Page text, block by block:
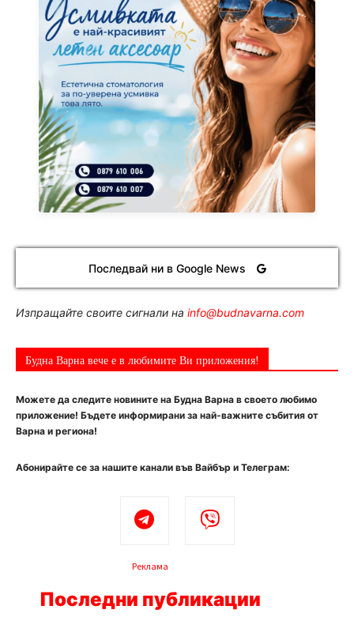
Последвай ни в Google News
Изпращайте своите сигнали на info@budnavarna.com
Будна Варна вече е в любимите Ви приложения!
Можете да следите новините на Будна Варна в своето любимо
приложение! Бъдете информирани за най-важните събития от
Варна и региона!
Абонирайте се за нашите канали във Вайбър и Телеграм:
Реклама
Последни публикации